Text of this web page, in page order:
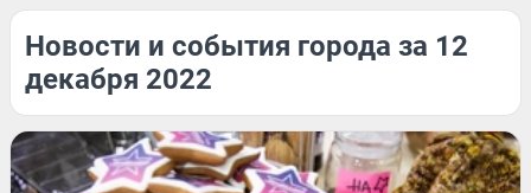
Новости и события города за 12
декабря 2022